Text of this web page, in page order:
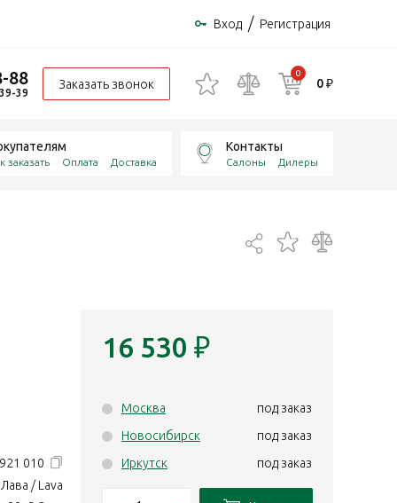
Вход / Регистрация
88
39
Заказать звонок
0
0 ₽
заказать Оплата Доставка
Контакты
Салоны Дилеры
010
Лава / Lava
16 530 ₽
Москва
под заказ
Новосибирск
под заказ
Иркутск
под заказ